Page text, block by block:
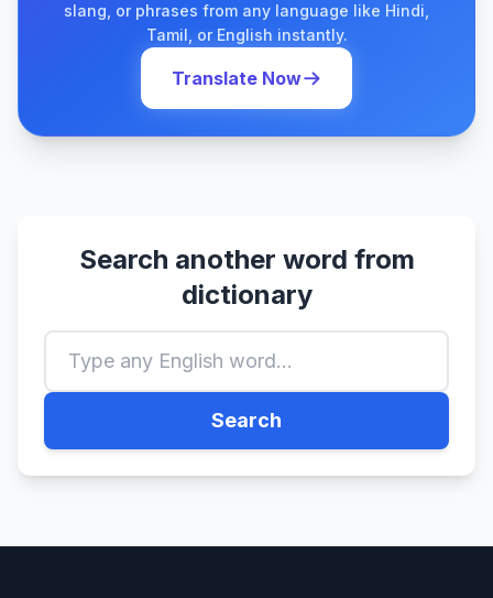
slang, or phrases from any language like Hindi,
Tamil, or English instantly.
Translate Now
Search another word from
dictionary
Search